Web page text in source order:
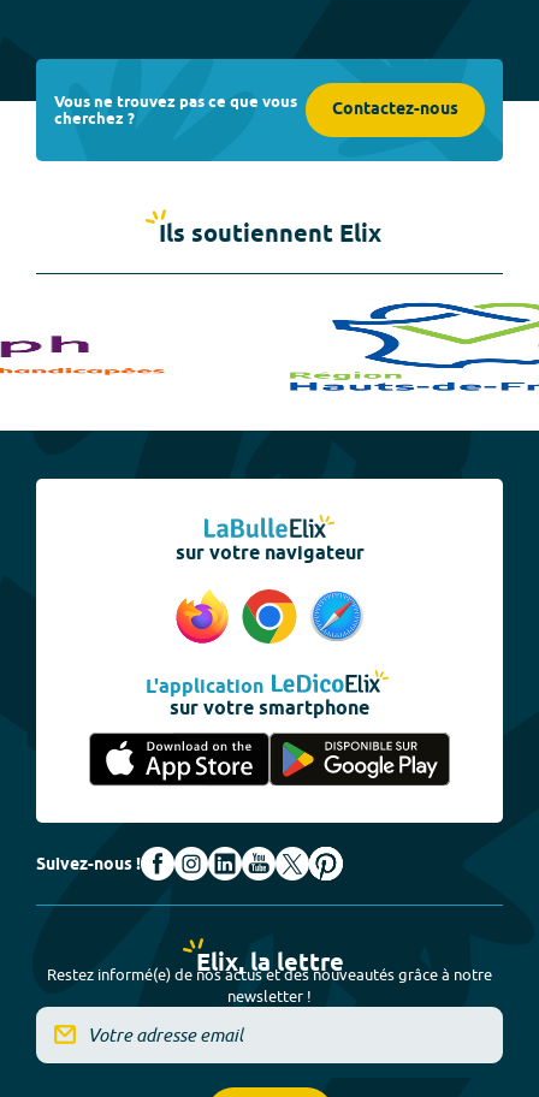
Vous ne trouvez pas ce que vous
cherchez ? Contactez-nous
Ils soutiennent Elix
sur votre navigateur
L'application
sur votre smartphone
Suivez-nous !
Elix, la lettre
Restez informé(e) de nos actus et des nouveautés grâce à notre
newsletter !